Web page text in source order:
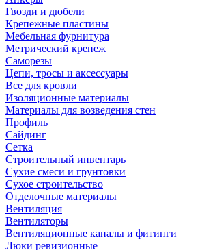
Гвозди и дюбели
Крепежные пластины
Мебельная фурнитура
Метрический крепеж
Саморезы
Цепи, тросы и аксессуары
Все для кровли
Изоляционные материалы
Материалы для возведения стен
Профиль
Сайдинг
Сетка
Строительный инвентарь
Сухие смеси и грунтовки
Сухое строительство
Отделочные материалы
Вентиляция
Вентиляторы
Вентиляционные каналы и фитинги
Люки ревизионные